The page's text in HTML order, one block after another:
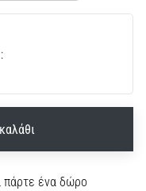
πάρτε ένα δώρο